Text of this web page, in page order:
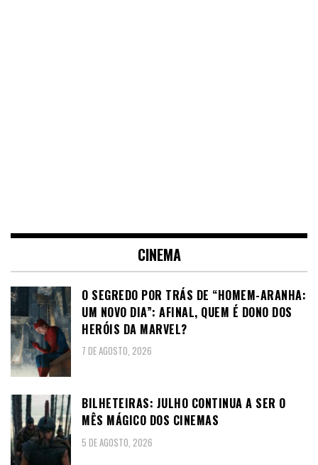
CINEMA
O SEGREDO POR TRÁS DE “HOMEM-ARANHA:
UM NOVO DIA”: AFINAL, QUEM É DONO DOS
HERÓIS DA MARVEL?
7 DE AGOSTO, 2026
BILHETEIRAS: JULHO CONTINUA A SER O
MÊS MÁGICO DOS CINEMAS
5 DE AGOSTO, 2026